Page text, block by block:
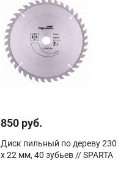
850 руб.
Диск пильный по дереву 230
х 22 мм, 40 зубьев // SPARTA